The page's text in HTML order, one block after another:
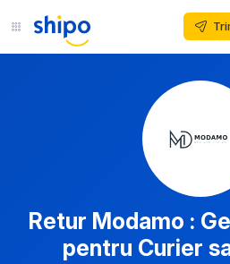
Retur Modamo :
pentru Curier